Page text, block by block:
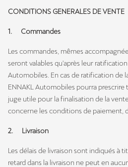
CONDITIONS GENERALES DE VENTE
1. Commandes
Les commandes, mêmes
seront valables qu'après leur ratification
Automobiles. En cas de ratification de
ENNAKL Automobiles pourra
juge utile pour la finalisation de la
concerne les conditions de paiement,
2. Livraison
Les délais de livraison sont indiqués à
retard dans la livraison ne peut en